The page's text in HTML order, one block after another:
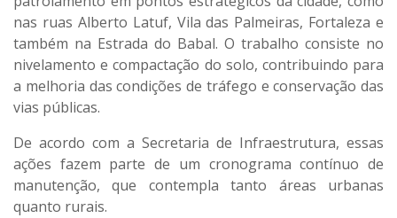
nas ruas Alberto Latuf, Vila das Palmeiras, Fortaleza e
também na Estrada do Babal. O trabalho consiste no
nivelamento e compactação do solo, contribuindo para
a melhoria das condições de tráfego e conservação das
vias públicas.
De acordo com a Secretaria de Infraestrutura, essas
ações fazem parte de um cronograma contínuo de
manutenção, que contempla tanto áreas urbanas
quanto rurais.